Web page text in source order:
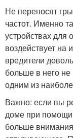
Не переносят
частот. Именно
устройствах для
воздействует на
вредители
больше в него не
одним из
Важно: если вы
доме при помощи
больше